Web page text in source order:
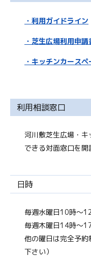
・利用ガイドライン
・芝生広場利用申請
・キッチンカース
利用相談窓口
河川敷芝生広場・
できる対面窓口を開
日時
毎週水曜日10時～
毎週木曜日14時～
他の曜日は完全予
下さい）